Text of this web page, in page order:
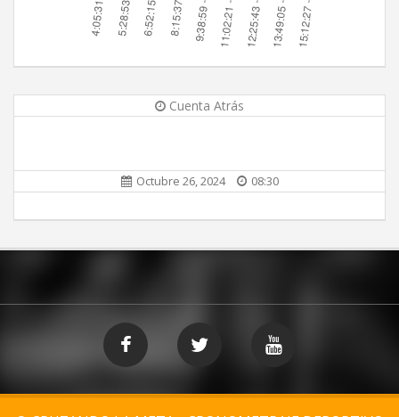
Cuenta Atrás
Octubre 26, 2024 08:30